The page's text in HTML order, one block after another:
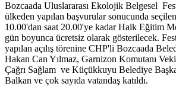
Bozcaada Uluslararası Ekolojik Belgesel
ülkeden yapılan başvurular sonucunda
10.00'dan saat 20.00'ye kadar Halk Eğitim
gün boyunca ücretsiz olarak gösterilecek.
yapılan açılış törenine CHP'li Bozcaada
Hakan Can Yılmaz, Garnizon Komutanı
Çağrı Sağlam ve Küçükkuyu Belediye
Balkan ve çok sayıda vatandaş katıldı.